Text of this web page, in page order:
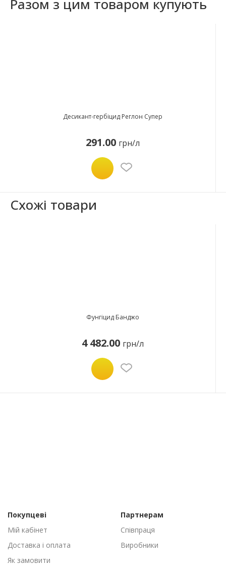
Разом з цим товаром купують
Десикант-гербіцид Реглон Супер
291.00 грн/л
Схожі товари
Фунгіцид Банджо
4 482.00 грн/л
Покупцеві
Мій кабінет
Доставка і оплата
Як замовити
Партнерам
Співпраця
Виробники